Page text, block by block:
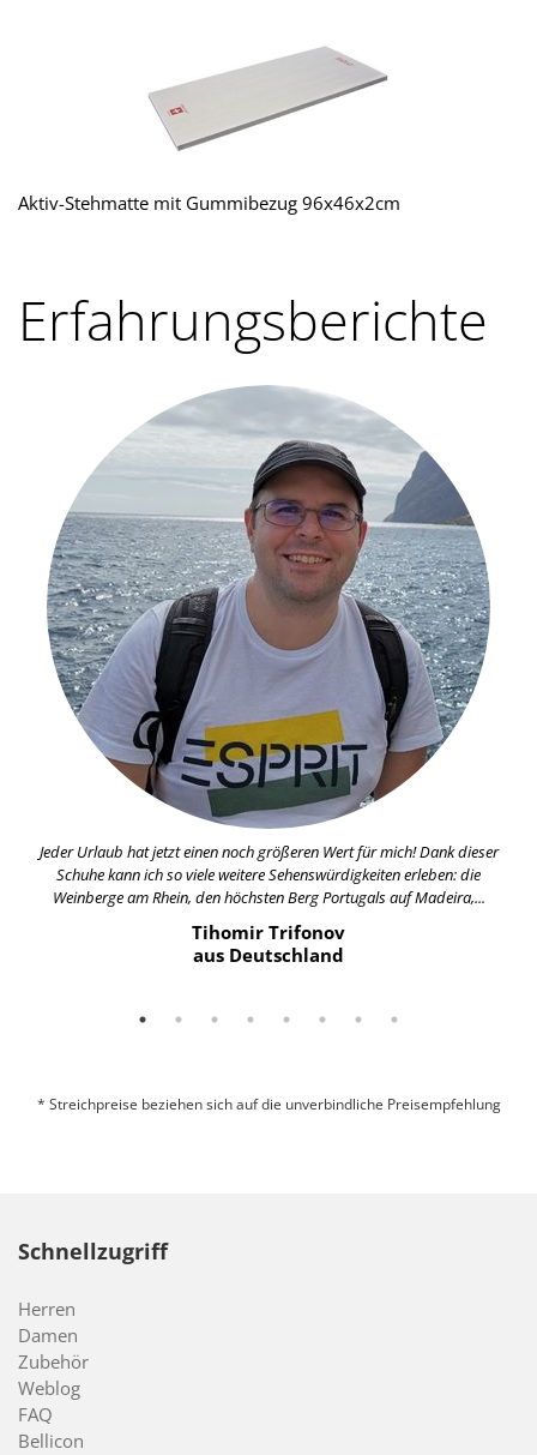
Aktiv-Stehmatte mit Gummibezug 96x46x2cm
Erfahrungsberichte
Jeder Urlaub hat jetzt einen noch größeren Wert für mich! Dank dieser
Schuhe kann ich so viele weitere Sehenswürdigkeiten erleben: die
Weinberge am Rhein, den höchsten Berg Portugals auf Madeira,...
Tihomir Trifonov
aus Deutschland
* Streichpreise beziehen sich auf die unverbindliche Preisempfehlung
Schnellzugriff
Herren
Damen
Zubehör
Weblog
FAQ
Bellicon